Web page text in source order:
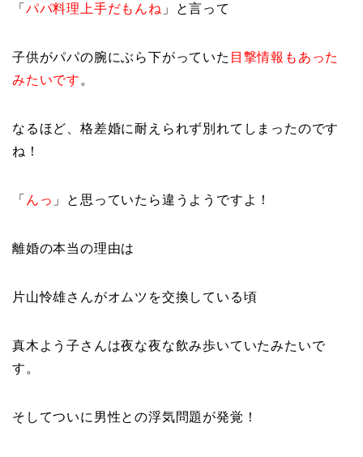
「 パパ料理上手だもんね 」と言って
子供がパパの腕にぶら下がっていた 目撃情報もあった
みたいです 。
なるほど、格差婚に耐えられず別れてしまったのです
ね！
「 んっ 」と思っていたら違うようですよ！
離婚の本当の理由は
片山怜雄さんがオムツを交換している頃
真木よう子さんは夜な夜な飲み歩いていたみたいで
す。
そしてついに男性との浮気問題が発覚！